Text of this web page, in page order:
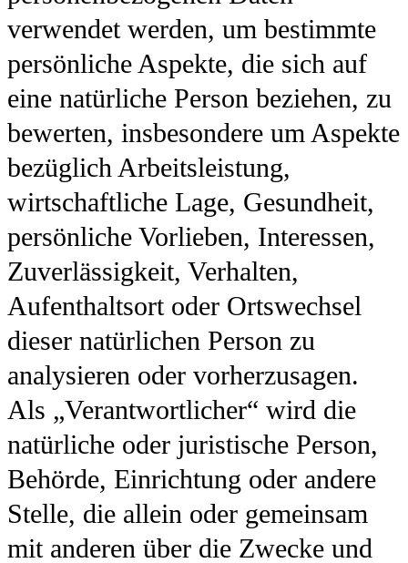
verwendet werden, um bestimmte
persönliche Aspekte, die sich auf
eine natürliche Person beziehen, zu
bewerten, insbesondere um Aspekte
bezüglich Arbeitsleistung,
wirtschaftliche Lage, Gesundheit,
persönliche Vorlieben, Interessen,
Zuverlässigkeit, Verhalten,
Aufenthaltsort oder Ortswechsel
dieser natürlichen Person zu
analysieren oder vorherzusagen.
Als „Verantwortlicher“ wird die
natürliche oder juristische Person,
Behörde, Einrichtung oder andere
Stelle, die allein oder gemeinsam
mit anderen über die Zwecke und